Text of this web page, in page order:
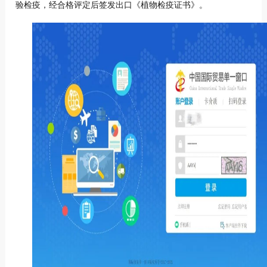
验检疫，经合格评定后签发出口《植物检疫证书》。